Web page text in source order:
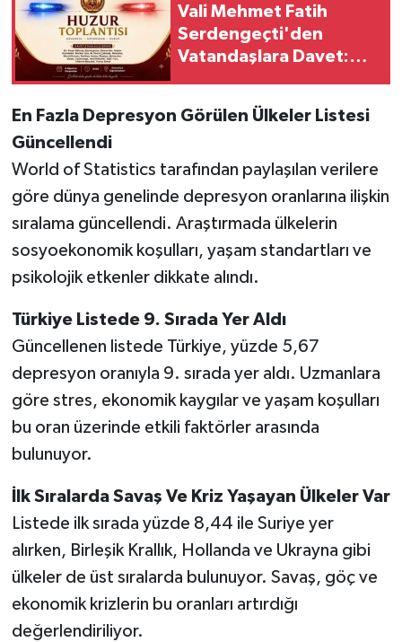
Vali Mehmet Fatih
Serdengeçti'den
Vatandaşlara Davet:
En Fazla Depresyon Görülen Ülkeler Listesi
Güncellendi
World of Statistics tarafından paylaşılan verilere
göre dünya genelinde depresyon oranlarına ilişkin
sıralama güncellendi. Araştırmada ülkelerin
sosyoekonomik koşulları, yaşam standartları ve
psikolojik etkenler dikkate alındı.
Türkiye Listede 9. Sırada Yer Aldı
Güncellenen listede Türkiye, yüzde 5,67
depresyon oranıyla 9. sırada yer aldı. Uzmanlara
göre stres, ekonomik kaygılar ve yaşam koşulları
bu oran üzerinde etkili faktörler arasında
bulunuyor.
İlk Sıralarda Savaş Ve Kriz Yaşayan Ülkeler Var
Listede ilk sırada yüzde 8,44 ile Suriye yer
alırken, Birleşik Krallık, Hollanda ve Ukrayna gibi
ülkeler de üst sıralarda bulunuyor. Savaş, göç ve
ekonomik krizlerin bu oranları artırdığı
değerlendiriliyor.